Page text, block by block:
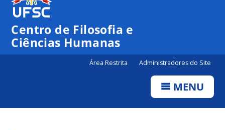
Centro de Filosofia e
Ciências Humanas
Área Restrita Administradores do Site
MENU